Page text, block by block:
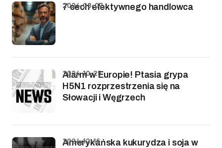
7 cech efektywnego handlowca
2024-08-07
Alarm w Europie! Ptasia grypa
H5N1 rozprzestrzenia się na
Słowacji i Węgrzech
2024-10-25
Amerykańska kukurydza i soja w
2024-12-16